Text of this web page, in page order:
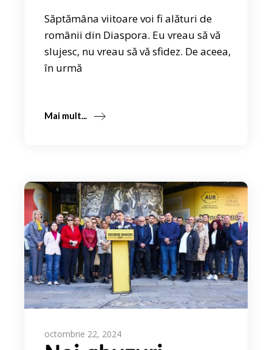
Săptămâna viitoare voi fi alături de
românii din Diaspora. Eu vreau să vă
slujesc, nu vreau să vă sfidez. De aceea,
în urmă
Mai mult...
octombrie 22, 2024